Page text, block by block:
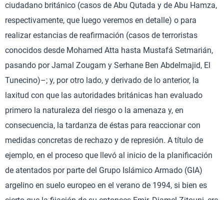
ciudadano británico (casos de Abu Qutada y de Abu Hamza,
respectivamente, que luego veremos en detalle) o para
realizar estancias de reafirmación (casos de terroristas
conocidos desde Mohamed Atta hasta Mustafá Setmarián,
pasando por Jamal Zougam y Serhane Ben Abdelmajid, El
Tunecino)–; y, por otro lado, y derivado de lo anterior, la
laxitud con que las autoridades británicas han evaluado
primero la naturaleza del riesgo o la amenaza y, en
consecuencia, la tardanza de éstas para reaccionar con
medidas concretas de rechazo y de represión. A título de
ejemplo, en el proceso que llevó al inicio de la planificación
de atentados por parte del Grupo Islámico Armado (GIA)
argelino en suelo europeo en el verano de 1994, si bien es